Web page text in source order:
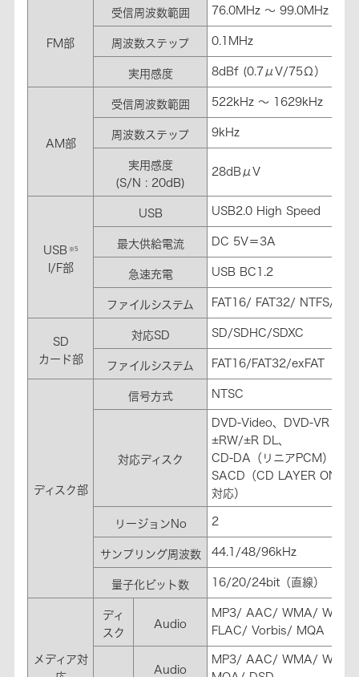
FM部
受信周波数範囲 76.0MHz ～ 99.0MHz
周波数ステップ 0.1MHz
実用感度 8dBf (0.7μV/75Ω）
AM部
受信周波数範囲 522kHz ～ 1629kHz
周波数ステップ 9kHz
実用感度
(S/N : 20dB)
28dBμV
USB ※5
I/F部
USB USB2.0 High Speed
最大供給電流 DC 5V＝3A
急速充電 USB BC1.2
ファイルシステム FAT16/ FAT32/ NTFS/
SD
カード部
対応SD SD/SDHC/SDXC
ファイルシステム FAT16/FAT32/exFAT
ディスク部
信号方式 NTSC
対応ディスク
DVD-Video、DVD-VR（
±RW/±R DL、
CD-DA（リニアPCM）、
SACD（CD LAYER ONLY
対応）
リージョンNo 2
サンプリング周波数 44.1/48/96kHz
量子化ビット数 16/20/24bit（直線）
メディア対
ディ
スク
Audio
MP3/ AAC/ WMA/ WAV/
FLAC/ Vorbis/ MQA
Audio
MP3/ AAC/ WMA/ WAV/